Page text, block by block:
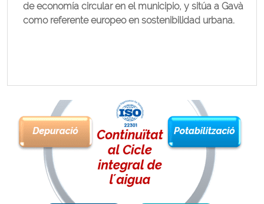
de economía circular en el municipio, y sitúa a Gavà
como referente europeo en sostenibilidad urbana.